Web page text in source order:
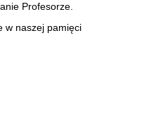
Profesorze.
w naszej pamięci